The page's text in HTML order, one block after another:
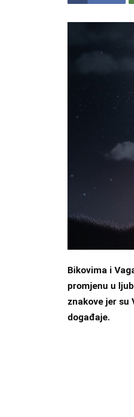
Bikovima i
promjenu u
znakove jer su
događaje.